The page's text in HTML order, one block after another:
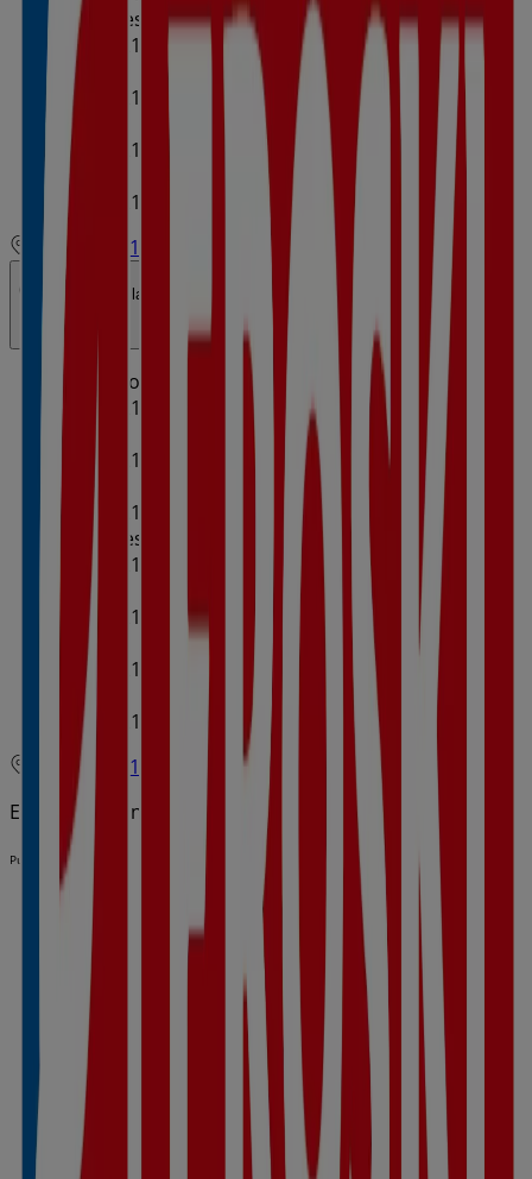
Miércoles
08:00 - 21:00
Jueves
08:00 - 21:00
Viernes
08:00 - 21:00
Sábado
08:00 - 21:00
Mapa
971134553
Hasta las 21:00
Domingo
08:00 - 21:00
Lunes
08:00 - 21:00
Martes
08:00 - 21:00
Miércoles
08:00 - 21:00
Jueves
08:00 - 21:00
Viernes
08:00 - 21:00
Sábado
08:00 - 21:00
971134553
Estamos a punto de publicar ofertas de Eroski
Publicidad